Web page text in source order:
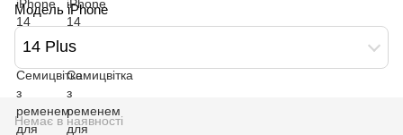
Модель iPhone
14 Plus
Немає в наявності